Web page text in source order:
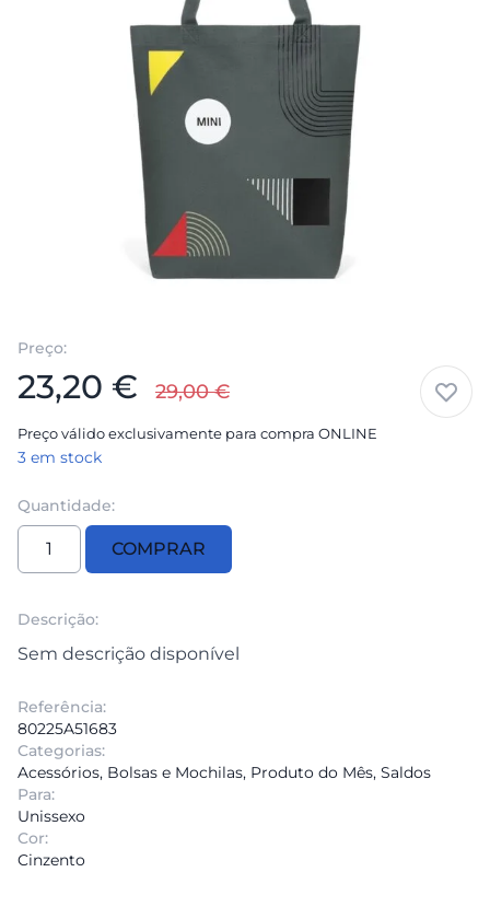
Preço:
23,20 € 29,00€
Preço válido exclusivamente para compra ONLINE
3 em stock
Quantidade:
Quantidade
de
Gráfico
MINI
COMPRAR
Descrição:
Sem descrição disponível
Referência:
80225A51683
Categorias:
Acessórios, Bolsas e Mochilas, Produto do Mês, Saldos
Para:
Unissexo
Cor:
Cinzento